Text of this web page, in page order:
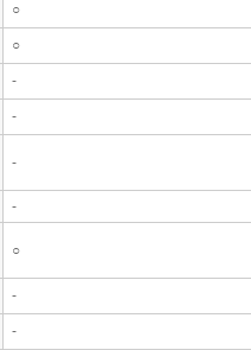
○
○
-
-
-
-
○
-
-